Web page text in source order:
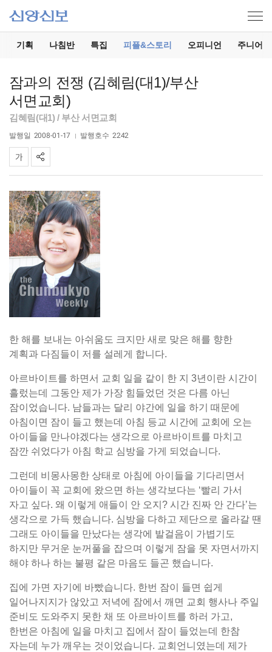
기획 나침반 특집 피플&스토리 오피니언 주니어
잠과의 전쟁 (김혜림(대1)/부산
서면교회)
김혜림(대1) / 부산 서면교회
발행일 2008-01-17 발행호수 2242
한 해를 보내는 아쉬움도 크지만 새로 맞은 해를 향한
계획과 다짐들이 저를 설레게 합니다.
아르바이트를 하면서 교회 일을 같이 한 지 3년이란 시간이
흘렀는데 그동안 제가 가장 힘들었던 것은 다름 아닌
잠이었습니다. 남들과는 달리 야간에 일을 하기 때문에
아침이면 잠이 들고 했는데 아침 등교 시간에 교회에 오는
아이들을 만나야겠다는 생각으로 아르바이트를 마치고
잠깐 쉬었다가 아침 학교 심방을 가게 되었습니다.
그런데 비몽사몽한 상태로 아침에 아이들을 기다리면서
아이들이 꼭 교회에 왔으면 하는 생각보다는 ‘빨리 가서
자고 싶다. 왜 이렇게 애들이 안 오지? 시간 진짜 안 간다’는
생각으로 가득 했습니다. 심방을 다하고 제단으로 올라갈 땐
그래도 아이들을 만났다는 생각에 발걸음이 가볍기도
하지만 무거운 눈꺼풀을 잡으며 이렇게 잠을 못 자면서까지
해야 하나 하는 불평 같은 마음도 들곤 했습니다.
집에 가면 자기에 바빴습니다. 한번 잠이 들면 쉽게
일어나지지가 않았고 저녁에 잠에서 깨면 교회 행사나 주일
준비도 도와주지 못한 채 또 아르바이트를 하러 가고,
한번은 아침에 일을 마치고 집에서 잠이 들었는데 한참
자는데 누가 깨우는 것이었습니다. 교회언니였는데 제가